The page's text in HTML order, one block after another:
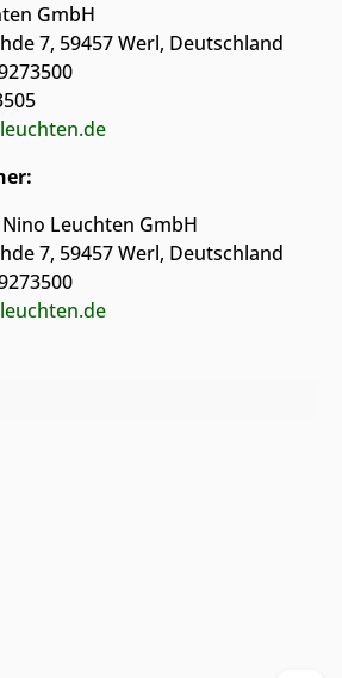
GmbH
7, 59457 Werl, Deutschland
Leuchten GmbH
7, 59457 Werl, Deutschland